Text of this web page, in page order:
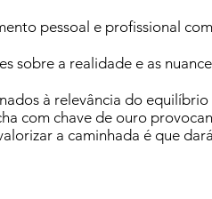
pessoal e profissional
sobre a realidade e as
à relevância do
com chave de ouro
a caminhada é que